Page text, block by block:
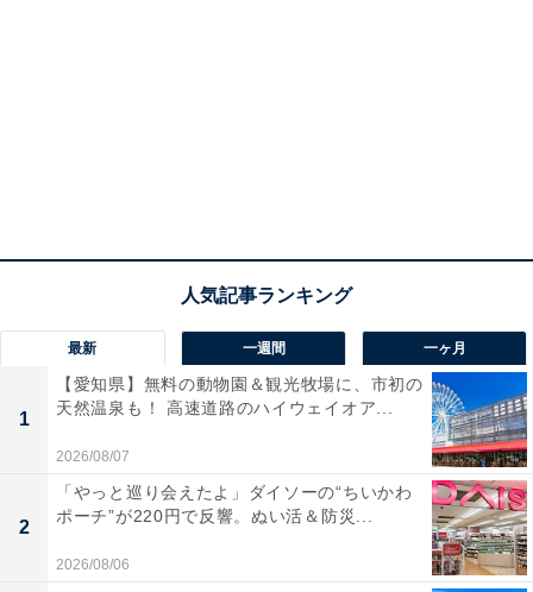
最新 一週間 一ヶ月
1
【愛知県】無料の動物園＆観光牧場に、市初の
天然温泉も！ 高速道路のハイウェイオア...
2026/08/07
2
「やっと巡り会えたよ」ダイソーの“ちいかわ
ポーチ”が220円で反響。ぬい活＆防災...
2026/08/06